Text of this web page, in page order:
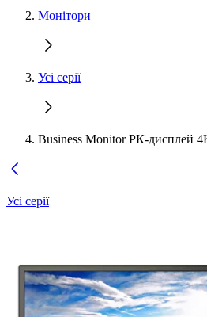
Монітори
Усі серії
Business Monitor РК-дисплей
Усі серії